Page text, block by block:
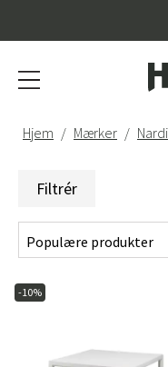
Hjem Mærker Nardi
Filtrér
-10%